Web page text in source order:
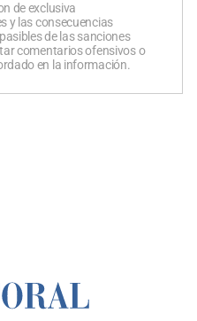
de exclusiva
y las consecuencias
de las sanciones
comentarios ofensivos o
en la información.